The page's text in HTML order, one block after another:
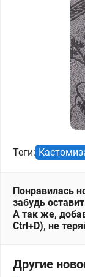
Теги:
Понравилась
забудь
А так же,
Ctrl+D), не
Другие